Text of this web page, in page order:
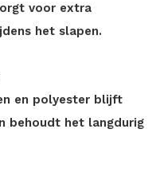
voor extra
het slapen.
en polyester blijft
behoudt het langdurig